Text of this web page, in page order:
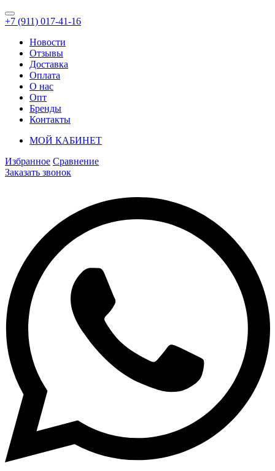
+7 (911) 017-41-16
Новости
Отзывы
Доставка
Оплата
О нас
Опт
Бренды
Контакты
МОЙ КАБИНЕТ
Избранное Сравнение
Заказать звонок